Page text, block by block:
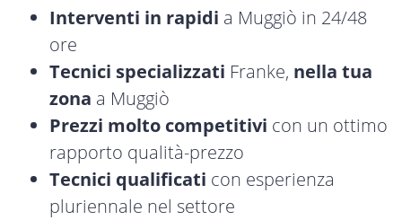
Interventi in rapidi a Muggiò in 24/48
ore
Tecnici specializzati Franke, nella tua
zona a Muggiò
Prezzi molto competitivi con un ottimo
rapporto qualità-prezzo
Tecnici qualificati con esperienza
pluriennale nel settore